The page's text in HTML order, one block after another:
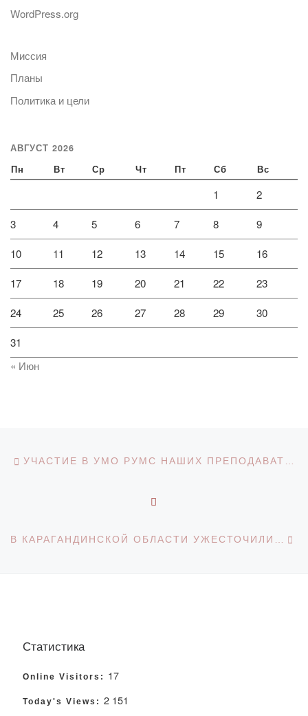
WordPress.org
Миссия
Планы
Политика и цели
АВГУСТ 2026
Пн Вт Ср Чт Пт Сб Вс
1 2
3 4 5 6 7 8 9
10 11 12 13 14 15 16
17 18 19 20 21 22 23
24 25 26 27 28 29 30
31
« Июн
Навигация по записям УЧАСТИЕ В УМО РУМС НАШИХ ПРЕПОДАВАТЕЛЕЙ
В КАРАГАНДИНСКОЙ ОБЛАСТИ УЖЕСТОЧИЛИ КАРАНТИННЫЕ МЕРЫ
Статистика
Online Visitors: 17
Today's Views: 2 151